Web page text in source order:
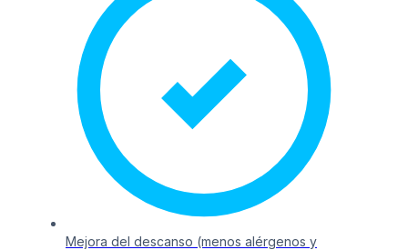
Mejora del descanso (menos alérgenos y